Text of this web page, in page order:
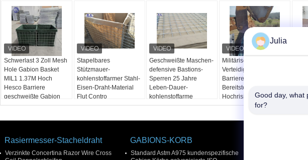
Schwerlast 3 Zoll Mesh
Hole Gabion Basket
MIL1 1.37M Hoch
Hesco Barriere
geschweißte Gabion
Box mit Geotextil Stoff
Stapelbares
Stützmauer-
kohlenstoffarmer Stahl-
Eisen-Draht-Material
Flut Contro
Geschweißte Maschen-
defensive Bastions-
Sperren 25 Jahre
Leben-Dauer-
kohlenstoffarme
Stahldraht-
Militärische mobile
Verteidigungsbastion
Barriere schnelle
Bereitstellung für
Hochrisikogebiete
Rasiermesser-Stacheldraht
Verzinkte Concertina Razor Wire Cross
GABIONS-KORB
Standard Astm A975 kundenspezifische
Julia
Good day, what
for?